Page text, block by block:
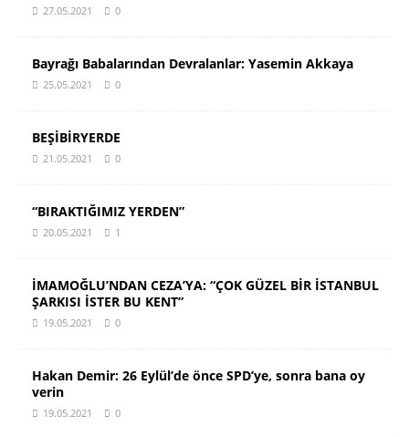
27.05.2021 0
Bayrağı Babalarından Devralanlar: Yasemin Akkaya
25.05.2021 0
BEŞİBİRYERDE
21.05.2021 0
“BIRAKTIĞIMIZ YERDEN”
20.05.2021 1
İMAMOĞLU’NDAN CEZA’YA: “ÇOK GÜZEL BİR İSTANBUL
ŞARKISI İSTER BU KENT”
19.05.2021 0
Hakan Demir: 26 Eylül’de önce SPD’ye, sonra bana oy
verin
19.05.2021 0